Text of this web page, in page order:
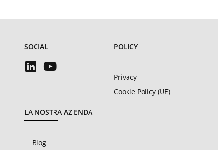
SOCIAL POLICY
Privacy
Cookie Policy (UE)
LA NOSTRA AZIENDA
Blog